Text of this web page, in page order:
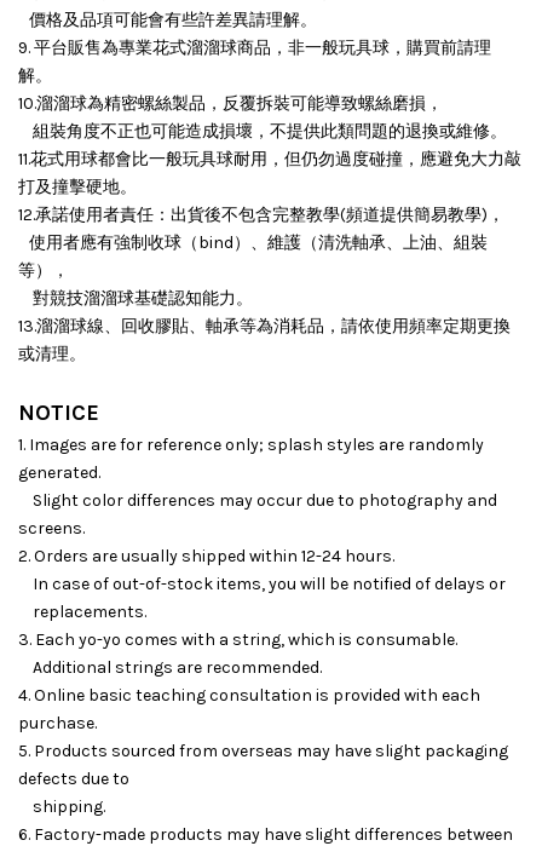
價格及品項可能會有些許差異請理解。
9. 平台販售為專業花式溜溜球商品，非一般玩具球，購買前請理
解。
10.溜溜球為精密螺絲製品，反覆拆裝可能導致螺絲磨損，
組裝角度不正也可能造成損壞， 不提供此類問題的退換或維修。
11.花式用球都會比一般玩具球耐用，但仍勿過度碰撞，應避免大力敲
打及撞擊硬地。
12.承諾使用者責任：出貨後不包含完整教學(頻道提供簡易教學)，
使用者應有強制收球（bind）、維護（清洗軸承、上油、組裝
等），
對競技溜溜球基礎認知能力。
13.溜溜球線、回收膠貼、軸承等為消耗品，請依使用頻率定期更換
或清理。
NOTICE
1. Images are for reference only; splash styles are randomly
generated.
Slight color differences may occur due to photography and
screens.
2. Orders are usually shipped within 12-24 hours.
In case of out-of-stock items, you will be notified of delays or
replacements.
3. Each yo-yo comes with a string, which is consumable.
Additional strings are recommended.
4. Online basic teaching consultation is provided with each
purchase.
5. Products sourced from overseas may have slight packaging
defects due to
shipping.
6. Factory-made products may have slight differences between